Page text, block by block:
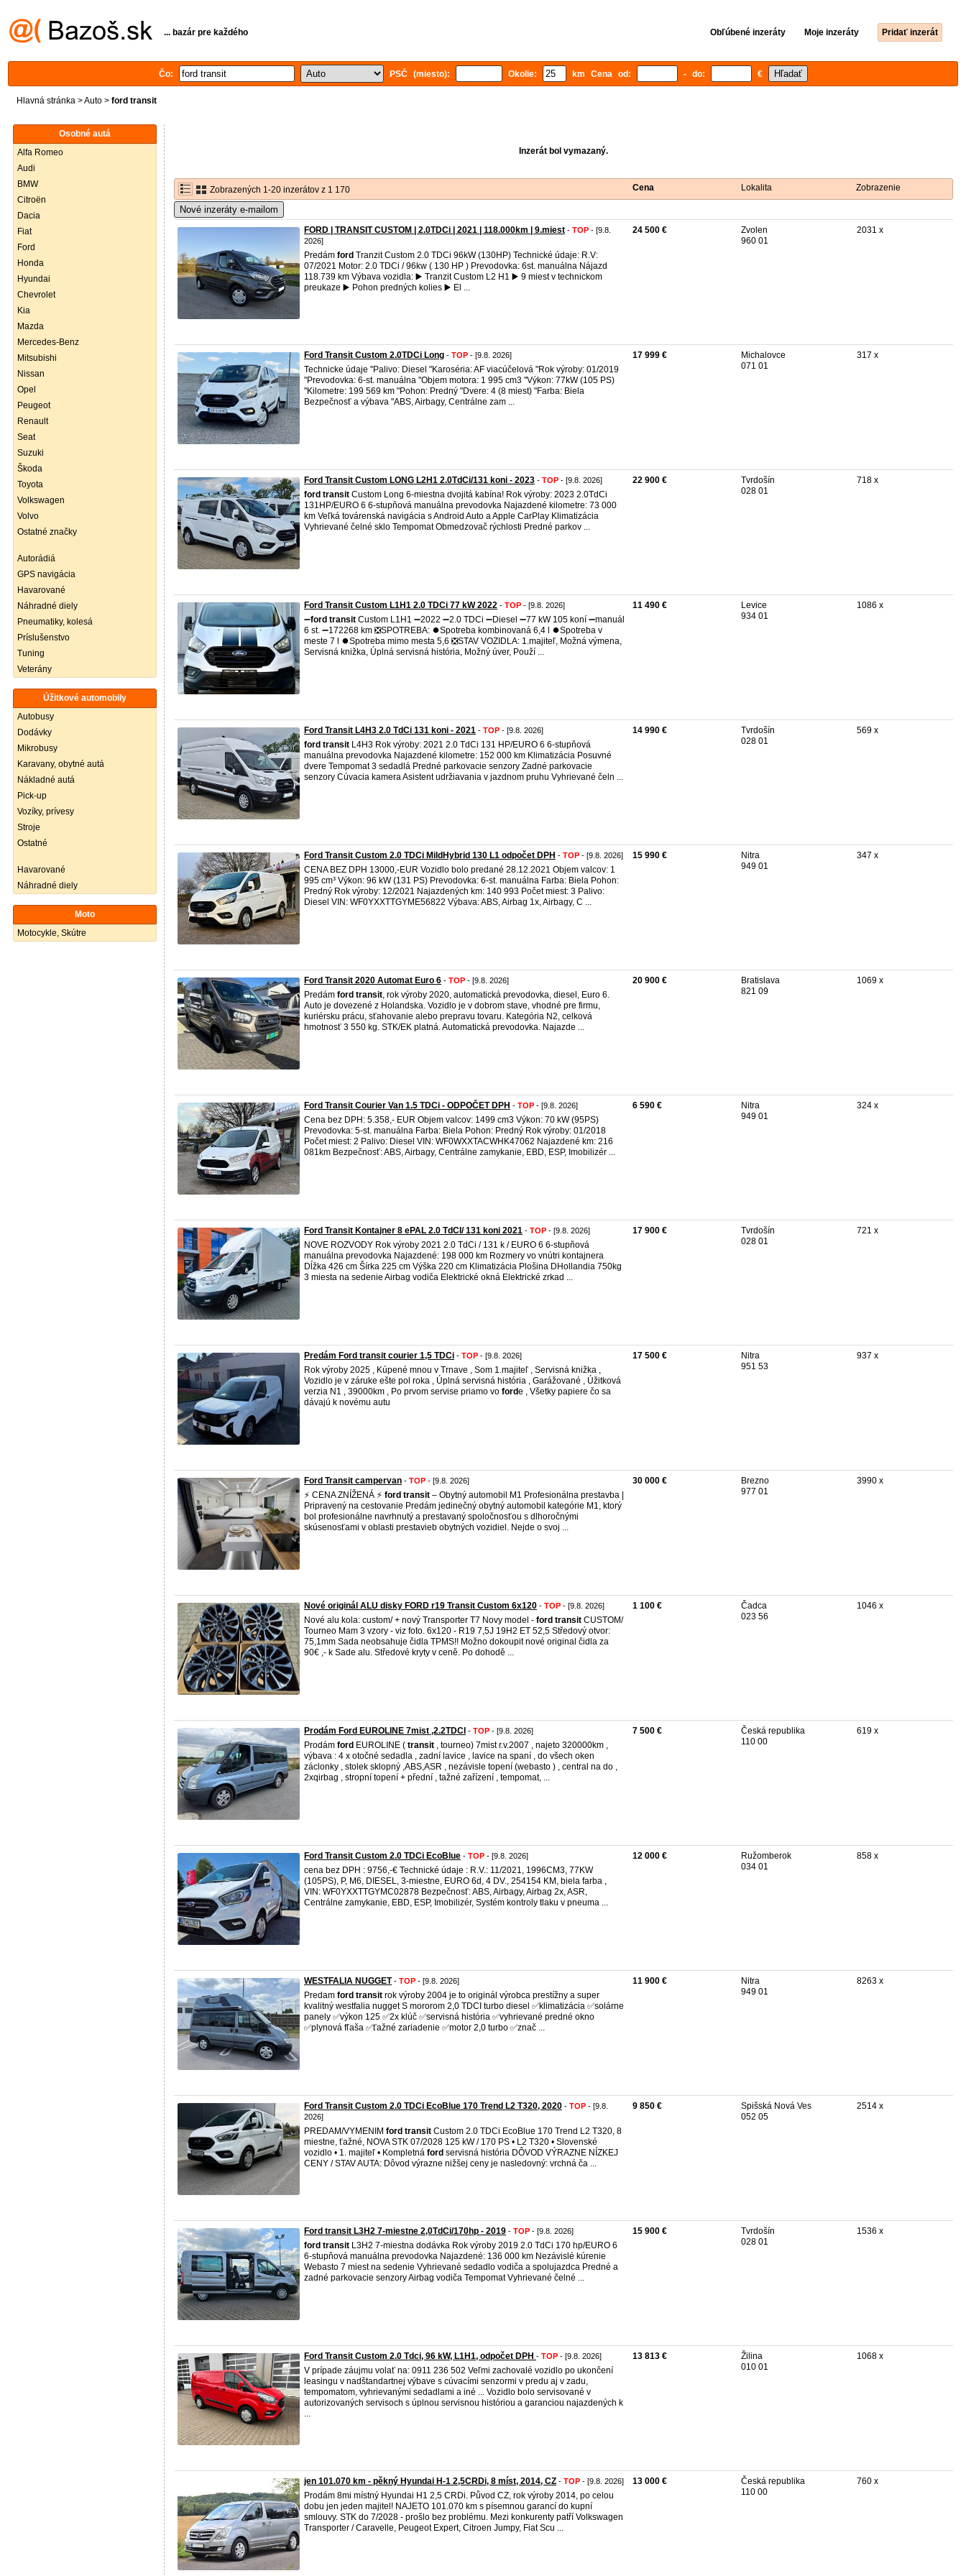
... bazár pre každého Obľúbené inzeráty Moje inzeráty Pridať inzerát
Čo: PSČ (miesto): Okolie: km Cena od: - do: €
Hlavná stránka >Auto > ford transit
Osobné autá
Alfa Romeo
Audi
BMW
Citroën
Dacia
Fiat
Ford
Honda
Hyundai
Chevrolet
Kia
Mazda
Mercedes-Benz
Mitsubishi
Nissan
Opel
Peugeot
Renault
Seat
Suzuki
Škoda
Toyota
Volkswagen
Volvo
Ostatné značky
Autorádiá
GPS navigácia
Havarované
Náhradné diely
Pneumatiky, kolesá
Príslušenstvo
Tuning
Veterány
Úžitkové automobily
Autobusy
Dodávky
Mikrobusy
Karavany, obytné autá
Nákladné autá
Pick-up
Vozíky, prívesy
Stroje
Ostatné
Havarované
Náhradné diely
Moto
Motocykle, Skútre
Inzerát bol vymazaný.
Zobrazených 1-20 inzerátov z 1 170 Cena Lokalita Zobrazenie
Nové inzeráty e-mailom
FORD | TRANSIT CUSTOM | 2.0TDCi | 2021 | 118.000km | 9.miest - TOP - [9.8.
2026]
Predám ford Tranzit Custom 2.0 TDCi 96kW (130HP) Technické údaje: R.V:
07/2021 Motor: 2.0 TDCi / 96kw ( 130 HP ) Prevodovka: 6st. manuálna Nájazd
118.739 km Výbava vozidla: ▶️ Tranzit Custom L2 H1 ▶️ 9 miest v technickom
preukaze ▶️ Pohon predných kolies ▶️ El ...
24 500 €
Zvolen
960 01
2031 x
Ford Transit Custom 2.0TDCi Long - TOP - [9.8. 2026]
Technicke údaje "Palivo: Diesel "Karoséria: AF viacúčelová "Rok výroby: 01/2019
"Prevodovka: 6-st. manuálna "Objem motora: 1 995 cm3 "Výkon: 77kW (105 PS)
"Kilometre: 199 569 km "Pohon: Predný "Dvere: 4 (8 miest) "Farba: Biela
Bezpečnosť a výbava "ABS, Airbagy, Centrálne zam ...
17 999 €
Michalovce
071 01
317 x
Ford Transit Custom LONG L2H1 2.0TdCi/131 koni - 2023 - TOP - [9.8. 2026]
ford transit Custom Long 6-miestna dvojitá kabína! Rok výroby: 2023 2.0TdCi
131HP/EURO 6 6-stupňová manuálna prevodovka Najazdené kilometre: 73 000
km Veľká továrenská navigácia s Android Auto a Apple CarPlay Klimatizácia
Vyhrievané čelné sklo Tempomat Obmedzovač rýchlosti Predné parkov ...
22 900 €
Tvrdošín
028 01
718 x
Ford Transit Custom L1H1 2.0 TDCi 77 kW 2022 - TOP - [9.8. 2026]
➖ford transit Custom L1H1 ➖2022 ➖2.0 TDCi ➖Diesel ➖77 kW 105 koní ➖manuál
6 st. ➖172268 km ❎SPOTREBA: ⏺️Spotreba kombinovaná 6,4 l ⏺️Spotreba v
meste 7 l ⏺️Spotreba mimo mesta 5,6 ❎STAV VOZIDLA: 1.majiteľ, Možná výmena,
Servisná knižka, Úplná servisná história, Možný úver, Použí ...
11 490 €
Levice
934 01
1086 x
Ford Transit L4H3 2.0 TdCi 131 koni - 2021 - TOP - [9.8. 2026]
ford transit L4H3 Rok výroby: 2021 2.0 TdCi 131 HP/EURO 6 6-stupňová
manuálna prevodovka Najazdené kilometre: 152 000 km Klimatizácia Posuvné
dvere Tempomat 3 sedadlá Predné parkovacie senzory Zadné parkovacie
senzory Cúvacia kamera Asistent udržiavania v jazdnom pruhu Vyhrievané čeln ...
14 990 €
Tvrdošín
028 01
569 x
Ford Transit Custom 2.0 TDCi MildHybrid 130 L1 odpočet DPH - TOP - [9.8. 2026]
CENA BEZ DPH 13000,-EUR Vozidlo bolo predané 28.12.2021 Objem valcov: 1
995 cm³ Výkon: 96 kW (131 PS) Prevodovka: 6-st. manuálna Farba: Biela Pohon:
Predný Rok výroby: 12/2021 Najazdených km: 140 993 Počet miest: 3 Palivo:
Diesel VIN: WF0YXXTTGYME56822 Výbava: ABS, Airbag 1x, Airbagy, C ...
15 990 €
Nitra
949 01
347 x
Ford Transit 2020 Automat Euro 6 - TOP - [9.8. 2026]
Predám ford transit, rok výroby 2020, automatická prevodovka, diesel, Euro 6.
Auto je dovezené z Holandska. Vozidlo je v dobrom stave, vhodné pre firmu,
kuriérsku prácu, sťahovanie alebo prepravu tovaru. Kategória N2, celková
hmotnosť 3 550 kg. STK/EK platná. Automatická prevodovka. Najazde ...
20 900 €
Bratislava
821 09
1069 x
Ford Transit Courier Van 1.5 TDCi - ODPOČET DPH - TOP - [9.8. 2026]
Cena bez DPH: 5.358,- EUR Objem valcov: 1499 cm3 Výkon: 70 kW (95PS)
Prevodovka: 5-st. manuálna Farba: Biela Pohon: Predný Rok výroby: 01/2018
Počet miest: 2 Palivo: Diesel VIN: WF0WXXTACWHK47062 Najazdené km: 216
081km Bezpečnosť: ABS, Airbagy, Centrálne zamykanie, EBD, ESP, Imobilizér ...
6 590 €
Nitra
949 01
324 x
Ford Transit Kontajner 8 ePAL 2.0 TdCI/ 131 koni 2021 - TOP - [9.8. 2026]
NOVE ROZVODY Rok výroby 2021 2.0 TdCi / 131 k / EURO 6 6-stupňová
manuálna prevodovka Najazdené: 198 000 km Rozmery vo vnútri kontajnera
Dĺžka 426 cm Šírka 225 cm Výška 220 cm Klimatizácia Plošina DHollandia 750kg
3 miesta na sedenie Airbag vodiča Elektrické okná Elektrické zrkad ...
17 900 €
Tvrdošín
028 01
721 x
Predám Ford transit courier 1,5 TDCi - TOP - [9.8. 2026]
Rok výroby 2025 , Kúpené mnou v Trnave , Som 1.majiteľ , Servisná knižka ,
Vozidlo je v záruke ešte pol roka , Úplná servisná história , Garážované , Úžitková
verzia N1 , 39000km , Po prvom servise priamo vo forde , Všetky papiere čo sa
dávajú k novému autu
17 500 €
Nitra
951 53
937 x
Ford Transit campervan - TOP - [9.8. 2026]
⚡ CENA ZNÍŽENÁ ⚡ ford transit – Obytný automobil M1 Profesionálna prestavba |
Pripravený na cestovanie Predám jedinečný obytný automobil kategórie M1, ktorý
bol profesionálne navrhnutý a prestavaný spoločnosťou s dlhoročnými
skúsenosťami v oblasti prestavieb obytných vozidiel. Nejde o svoj ...
30 000 €
Brezno
977 01
3990 x
Nové originál ALU disky FORD r19 Transit Custom 6x120 - TOP - [9.8. 2026]
Nové alu kola: custom/ + nový Transporter T7 Novy model - ford transit CUSTOM/
Tourneo Mam 3 vzory - viz foto. 6x120 - R19 7,5J 19H2 ET 52,5 Středový otvor:
75,1mm Sada neobsahuje čidla TPMS!! Možno dokoupit nové original čidla za
90€ ,- k Sade alu. Středové kryty v ceně. Po dohodě ...
1 100 €
Čadca
023 56
1046 x
Prodám Ford EUROLINE 7mist ,2.2TDCI - TOP - [9.8. 2026]
Prodám ford EUROLINE ( transit , tourneo) 7mist r.v.2007 , najeto 320000km ,
výbava : 4 x otočné sedadla , zadní lavice , lavice na spaní , do všech oken
záclonky , stolek sklopný ,ABS,ASR , nezávisle topení (webasto ) , central na do ,
2xqirbag , stropní topení + přední , tažné zařízení , tempomat, ...
7 500 €
Česká republika
110 00
619 x
Ford Transit Custom 2.0 TDCi EcoBlue - TOP - [9.8. 2026]
cena bez DPH : 9756,-€ Technické údaje : R.V.: 11/2021, 1996CM3, 77KW
(105PS), P, M6, DIESEL, 3-miestne, EURO 6d, 4 DV., 254154 KM, biela farba ,
VIN: WF0YXXTTGYMC02878 Bezpečnosť: ABS, Airbagy, Airbag 2x, ASR,
Centrálne zamykanie, EBD, ESP, Imobilizér, Systém kontroly tlaku v pneuma ...
12 000 €
Ružomberok
034 01
858 x
WESTFALIA NUGGET- TOP - [9.8. 2026]
Predam ford transit rok výroby 2004 je to originál výrobca prestížny a super
kvalitný westfalia nugget S mororom 2,0 TDCI turbo diesel ✅klimatizácia ✅solárne
panely ✅výkon 125 ✅2x klúč ✅servisná história ✅vyhrievané predné okno
✅plynová fľaša ✅ťažné zariadenie ✅motor 2,0 turbo ✅znač ...
11 900 €
Nitra
949 01
8263 x
Ford Transit Custom 2.0 TDCi EcoBlue 170 Trend L2 T320, 2020 - TOP - [9.8.
2026]
PREDAM/VYMENIM ford transit Custom 2.0 TDCi EcoBlue 170 Trend L2 T320, 8
miestne, ťažné, NOVA STK 07/2028 125 kW / 170 PS • L2 T320 • Slovenské
vozidlo • 1. majiteľ • Kompletná ford servisná história DÔVOD VÝRAZNE NÍZKEJ
CENY / STAV AUTA: Dôvod výrazne nižšej ceny je nasledovný: vrchná ča ...
9 850 €
Spišská Nová Ves
052 05
2514 x
Ford transit L3H2 7-miestne 2,0TdCi/170hp - 2019 - TOP - [9.8. 2026]
ford transit L3H2 7-miestna dodávka Rok výroby 2019 2.0 TdCi 170 hp/EURO 6
6-stupňová manuálna prevodovka Najazdené: 136 000 km Nezávislé kúrenie
Webasto 7 miest na sedenie Vyhrievané sedadlo vodiča a spolujazdca Predné a
zadné parkovacie senzory Airbag vodiča Tempomat Vyhrievané čelné ...
15 900 €
Tvrdošín
028 01
1536 x
Ford Transit Custom 2.0 Tdci, 96 kW, L1H1, odpočet DPH - TOP - [9.8. 2026]
V prípade záujmu volať na: 0911 236 502 Veľmi zachovalé vozidlo po ukončení
leasingu v nadštandartnej výbave s cúvacími senzormi v predu aj v zadu,
tempomatom, vyhrievanými sedadlami a iné ... Vozidlo bolo servisované v
autorizovaných servisoch s úplnou servisnou históriou a garanciou najazdených k
...
13 813 €
Žilina
010 01
1068 x
jen 101.070 km - pěkný Hyundai H-1 2,5CRDi, 8 míst, 2014, CZ - TOP - [9.8. 2026]
Prodám 8mi místný Hyundai H1 2,5 CRDi. Původ CZ, rok výroby 2014, po celou
dobu jen jeden majitel! NAJETO 101.070 km s písemnou garancí do kupní
smlouvy. STK do 7/2028 - prošlo bez problému. Mezi konkurenty patří Volkswagen
Transporter / Caravelle, Peugeot Expert, Citroen Jumpy, Fiat Scu ...
13 000 €
Česká republika
110 00
760 x